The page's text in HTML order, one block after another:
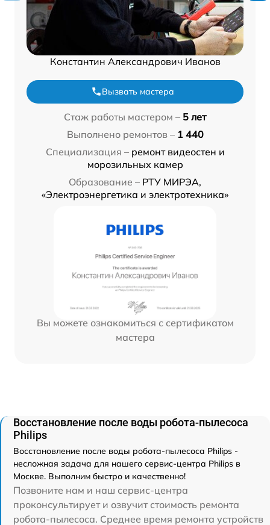
Константин Александрович Иванов
Вызвать мастера
Стаж работы мастером – 5 лет
Выполнено ремонтов – 1 440
Специализация – ремонт видеостен и
морозильных камер
Образование – РТУ МИРЭА,
«Электроэнергетика и электротехника»
Вы можете ознакомиться с сертификатом
мастера
Восстановление после воды робота-пылесоса
Philips
Восстановление после воды робота-пылесоса Philips -
несложная задача для нашего сервис-центра Philips в
Москве. Выполним быстро и качественно!
Позвоните нам и наш сервис-центра
проконсультирует и озвучит стоимость ремонта
робота-пылесоса. Среднее время ремонта устройств